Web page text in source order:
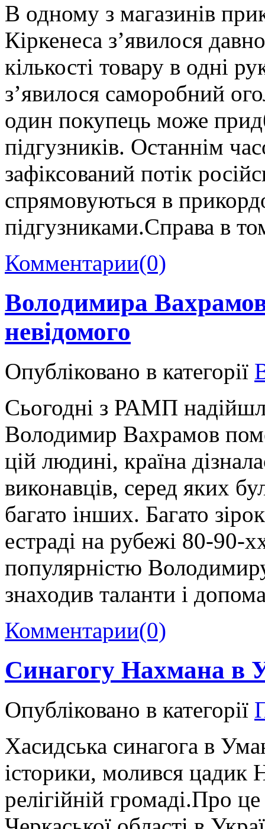
В одному з магазинів
Кіркенеса з’явилося
кількості товару в одні
з’явилося саморобний
один покупець може
підгузників. Останнім
зафіксований потік
спрямовуються в
підгузниками.Справа в
Комментарии(0)
Володимира
невідомого
Опубліковано в категорії
Сьогодні з РАМП
Володимир Вахрамов
цій людині, країна
виконавців, серед яких
багато інших. Багато
естраді на рубежі 80-90-
популярністю
знаходив таланти і
Комментарии(0)
Синагогу Нахмана в
Опубліковано в категорії
Хасидська синагога в
історики, молився цадик
релігійній громаді.Про